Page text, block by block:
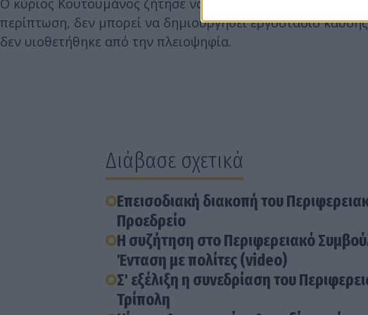
Ο κύριος Κουτουμάνος ζήτησε να υιοθετηθεί "ψήφισμα"
περίπτωση, δεν μπορεί να δημιουργηθεί εργοστάσιο
δεν υιοθετήθηκε από την πλειοψηφία.
Διάβασε σχετικά
Επεισοδιακή διακοπή του
Προεδρείο
Η συζήτηση στο Περιφερειακό
Ένταση με πολίτες (video)
Σ' εξέλιξη η συνεδρίαση του
Τρίπολη